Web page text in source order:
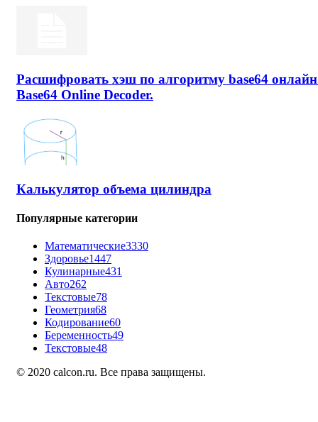
Расшифровать хэш по алгоритму base64
Base64 Online Decoder.
Калькулятор объема цилиндра
Популярные категории
Математические3330
Здоровье1447
Кулинарные431
Авто262
Текстовые78
Геометрия68
Кодирование60
Беременность49
Текстовые48
© 2020 calcon.ru. Все права защищены.